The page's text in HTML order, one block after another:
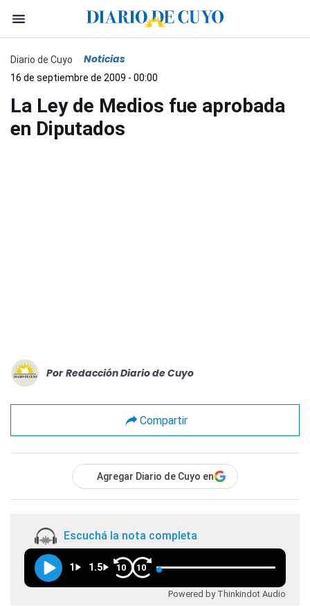
Diario de Cuyo Noticias
16 de septiembre de 2009 - 00:00
La Ley de Medios fue aprobada
en Diputados
Por Redacción Diario de Cuyo
Compartir
Agregar Diario de Cuyo en
Escuchá la nota completa
1 1.5 10 10
Powered by Thinkindot Audio